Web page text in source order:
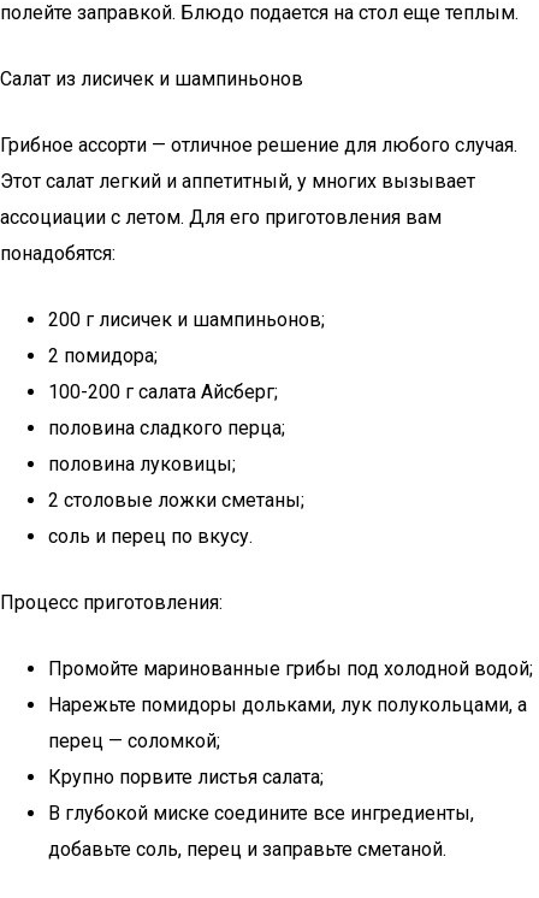
полейте заправкой. Блюдо подается на стол еще теплым.
Салат из лисичек и шампиньонов
Грибное ассорти — отличное решение для любого случая.
Этот салат легкий и аппетитный, у многих вызывает
ассоциации с летом. Для его приготовления вам
понадобятся:
200 г лисичек и шампиньонов;
2 помидора;
100-200 г салата Айсберг;
половина сладкого перца;
половина луковицы;
2 столовые ложки сметаны;
соль и перец по вкусу.
Процесс приготовления:
Промойте маринованные грибы под холодной водой;
Нарежьте помидоры дольками, лук полукольцами, а
перец — соломкой;
Крупно порвите листья салата;
В глубокой миске соедините все ингредиенты,
добавьте соль, перец и заправьте сметаной.